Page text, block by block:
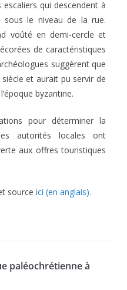
qui descendent à
le niveau de la rue.
voûté en demi-cercle et
de caractéristiques
suggèrent que
et aurait pu servir de
byzantine.
pour déterminer la
autorités locales ont
aux offres touristiques
source ici (en anglais).
paléochrétienne à